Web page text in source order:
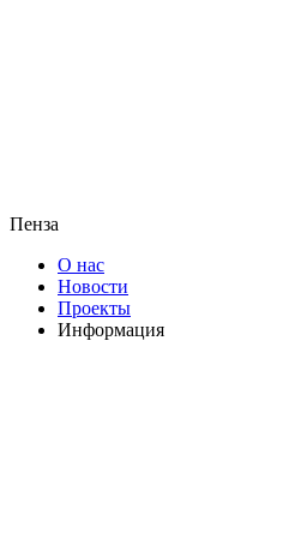
Пенза
О нас
Новости
Проекты
Информация